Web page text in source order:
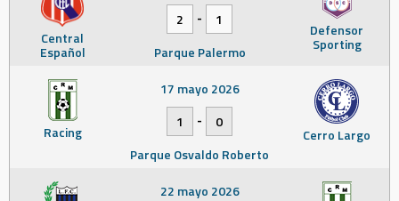
Central
Español
Defensor
Sporting
2
-
1
Parque Palermo
Racing Cerro Largo
17 mayo 2026
1
-
0
Parque Osvaldo Roberto
22 mayo 2026